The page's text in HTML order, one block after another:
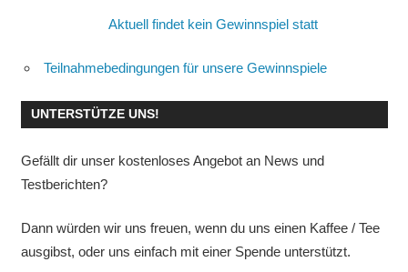
Aktuell findet kein Gewinnspiel statt
Teilnahmebedingungen für unsere Gewinnspiele
UNTERSTÜTZE UNS!
Gefällt dir unser kostenloses Angebot an News und
Testberichten?
Dann würden wir uns freuen, wenn du uns einen Kaffee / Tee
ausgibst, oder uns einfach mit einer Spende unterstützt.